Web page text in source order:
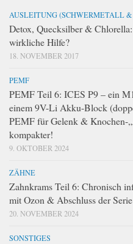
AUSLEITUNG (SCHWERMETALL &
Detox, Quecksilber &
wirkliche Hilfe?
18. NOVEMBER 2017
PEMF
PEMF Teil 6: ICES P9 – ein
einem 9V-Li Akku-Block
PEMF für Gelenk & Knochen-
kompakter!
9. OKTOBER 2024
ZÄHNE
Zahnkrams Teil 6: Chronisch
mit Ozon & Abschluss der Serie
20. NOVEMBER 2024
SONSTIGES